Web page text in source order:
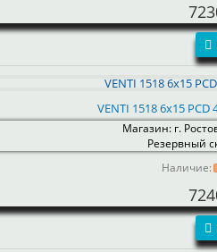
VENTI 1518 6x15 PCD
Магазин: г.
Резервный
Наличие: